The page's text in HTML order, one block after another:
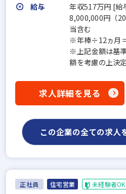
給与
年収517万円 [給
8,000,000円（
当含む
※年棒÷12ヵ月
※上記金額は基
額を考慮の上決
求人詳細を見る
この企業の全ての求人
正社員 住宅営業 未経験者OK